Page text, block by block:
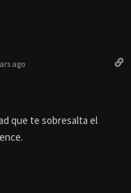
ago
que te sobresalta el